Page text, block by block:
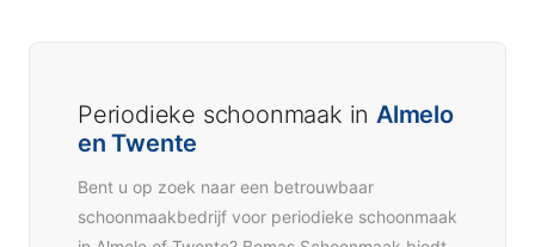
Periodieke schoonmaak in Almelo
en Twente
Bent u op zoek naar een betrouwbaar
schoonmaakbedrijf voor periodieke schoonmaak